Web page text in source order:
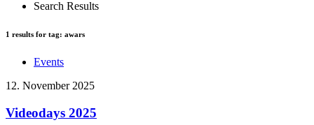
Search Results
1 results for tag: awars
Events
12. November 2025
Videodays 2025